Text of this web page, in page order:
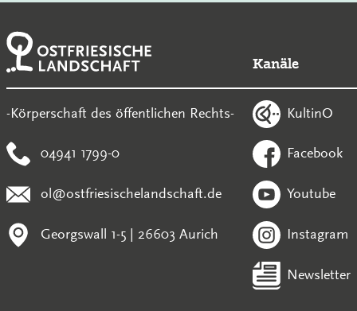
-Körperschaft des öffentlichen Rechts-
04941 1799-0
ol@ostfriesischelandschaft.de
Georgswall 1-5 | 26603 Aurich
Kanäle
KultinO
Facebook
Youtube
Instagram
Newsletter